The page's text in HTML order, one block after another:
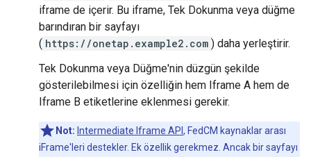
iframe de içerir. Bu iframe, Tek Dokunma veya düğme
barındıran bir sayfayı
( https://onetap.example2.com ) daha yerleştirir.
Tek Dokunma veya Düğme'nin düzgün şekilde
gösterilebilmesi için özelliğin hem Iframe A hem de
Iframe B etiketlerine eklenmesi gerekir.
Not: Intermediate Iframe API , FedCM kaynaklar arası
iFrame'leri destekler. Ek özellik gerekmez. Ancak bir sayfayı